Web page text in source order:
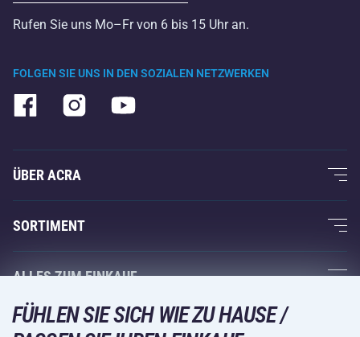
FOLGEN SIE UNS IN DEN SOZIALEN NETZWERKEN
Rufen Sie uns Mo–Fr von 6 bis 15 Uhr an.
ÜBER ACRA
Über uns
Acra-Garantie
Kontakte
Großhandel
SORTIMENT
Fitness und Krafttraining
Racketsportarten
Wintersport
ALLES ZUM EINKAUF
Acra-Garantie
FÜHLEN SIE SICH WIE ZU HAUSE /